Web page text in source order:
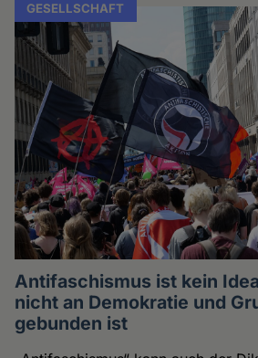
GESELLSCHAFT
Antifaschismus ist kein
nicht an Demokratie und
gebunden ist